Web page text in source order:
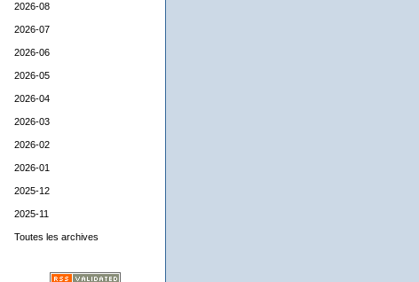
2026-08
2026-07
2026-06
2026-05
2026-04
2026-03
2026-02
2026-01
2025-12
2025-11
Toutes les archives